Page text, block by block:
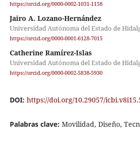
https://orcid.org/0000-0002-1031-1158
Jairo A. Lozano-Hernández
Universidad Autónoma del Estado de
https://orcid.org/0000-0001-6128-7015
Catherine Ramírez-Islas
Universidad Autónoma del Estado de
https://orcid.org/0000-0002-5838-5930
DOI: https://doi.org/10.29057/
Palabras clave: Movilidad, Diseño,